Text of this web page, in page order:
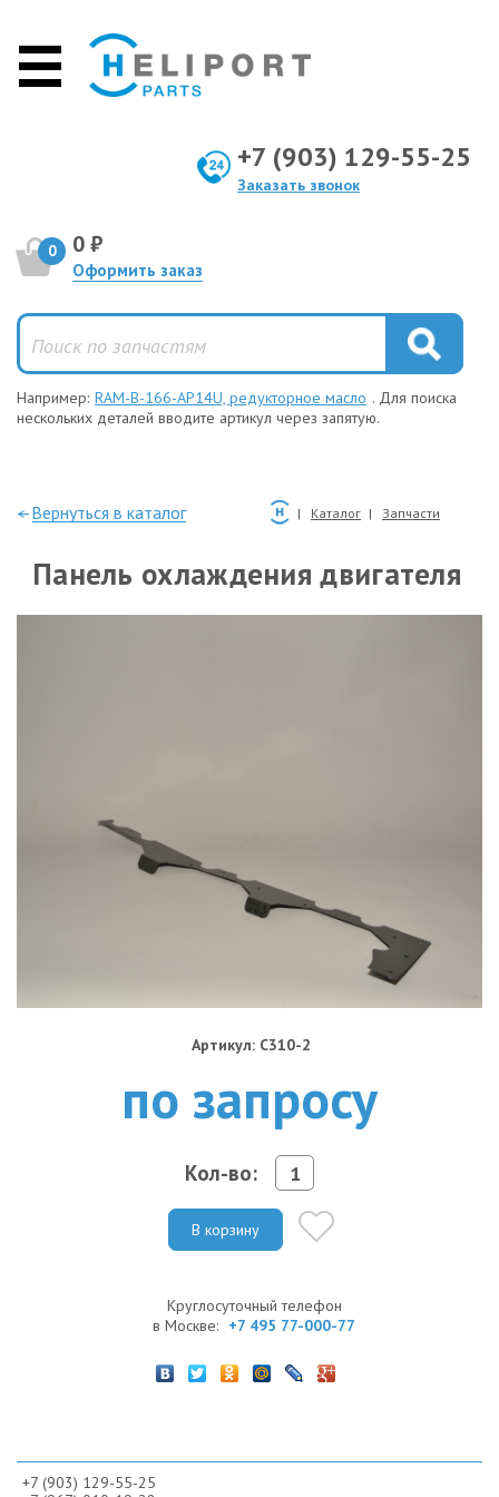
+7 (903) 129-55-25
Заказать звонок
0 0 ₽
Оформить заказ
Например: RAM-B-166-AP14U, редукторное масло . Для поиска
нескольких деталей вводите артикул через запятую.
—Вернуться в каталог Каталог Запчасти
Панель охлаждения двигателя
Артикул: C310-2
по запросу
Кол-во:
В корзину
Круглосуточный телефон
в Москве: +7 495 77-000-77
+7 (903) 129-55-25